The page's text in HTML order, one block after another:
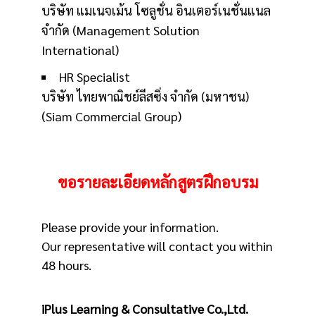
บริษัท แมเนจเม้น โซลูชั่น อินเตอร์เนชั่นแนล
จำกัด (Management Solution
International)
HR Specialist
บริษัท ไทยพาณิชย์ลีสซิ่ง จำกัด (มหาชน)
(Siam Commercial Group)
ขอรายละเอียดหลักสูตรฝึกอบรม
Please provide your information.
Our representative will contact you within
48 hours.
iPlus Learning & Consultative Co.,Ltd.